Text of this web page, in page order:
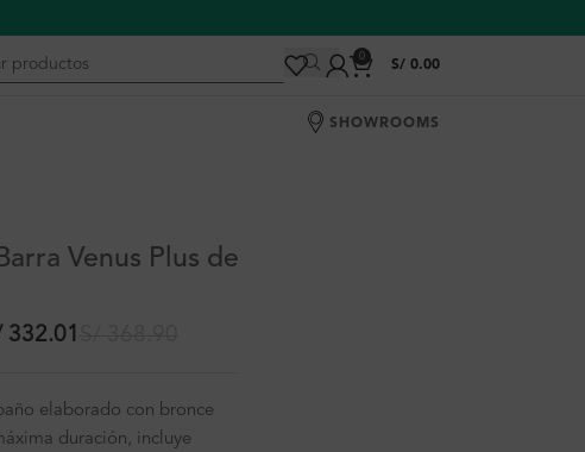
0
S/ 0.00
SHOWROOMS
Venus Plus de
332.01
elaborado con bronce
duración, incluye